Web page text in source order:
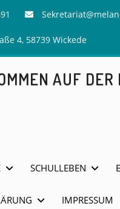
4, 58739 Wickede
AUF
SCHULLEBEN
IMPRESSUM